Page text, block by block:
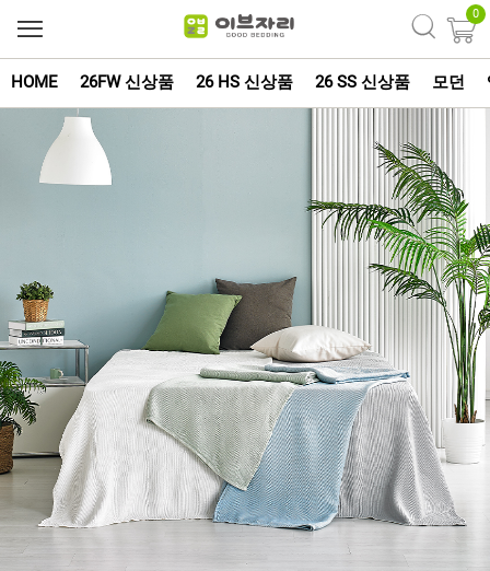
0
HOME 26FW 신상품 26 HS 신상품 26 SS 신상품 모던